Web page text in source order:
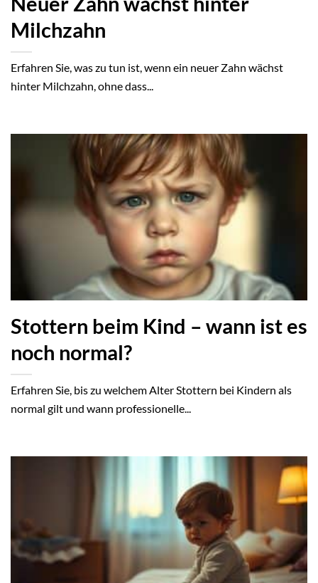
Milchzahn
Erfahren Sie, was zu tun ist, wenn ein neuer Zahn wächst
hinter Milchzahn, ohne dass...
Stottern beim Kind – wann ist es
noch normal?
Erfahren Sie, bis zu welchem Alter Stottern bei Kindern als
normal gilt und wann professionelle...